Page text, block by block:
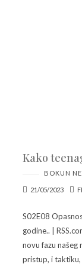
Kako
BOKUN
21/05/2023
S02E08
godine.. |
novu fazu
pristup, i taktiku,